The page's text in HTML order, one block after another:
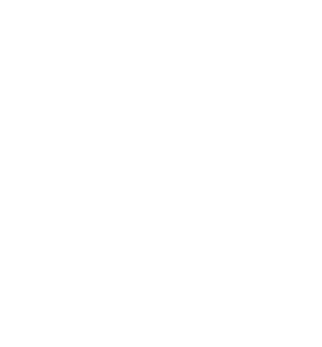
cantitatea